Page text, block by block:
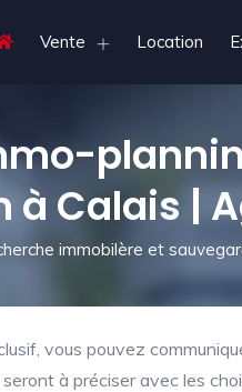
Vente Location
à Calais |
immobilère et
vous pouvez
à préciser avec les